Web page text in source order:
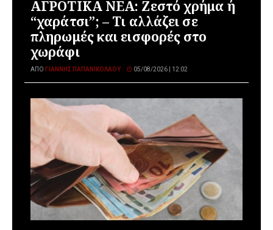
ΑΓΡΟΤΙΚΑ ΝΕΑ: Ζεστό χρήμα ή
“χαράτσι”; – Τι αλλάζει σε
πληρωμές και εισφορές στο
χωράφι
ΑΠΌ ΓΙΆΝΝΗΣ ΠΑΠΑΝΙΚΟΛΆΟΥ 05/08/2026 | 12:02